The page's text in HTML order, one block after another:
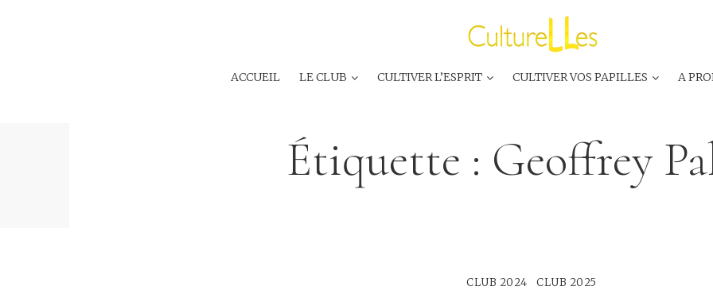
ACCUEIL LE CLUB CULTIVER L’ESPRIT CULTIVER VOS PAPILLES A
Étiquette : Geoffrey
CLUB 2024 CLUB 2025